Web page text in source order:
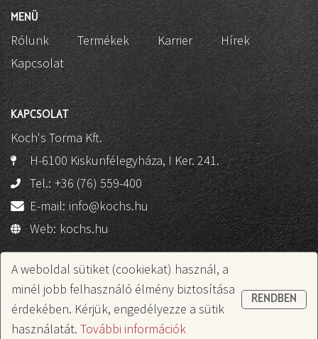
MENÜ
Rólunk Termékek Karrier
Hírek
Kapcsolat
KAPCSOLAT
Koch's Torma Kft.
H-6100 Kiskunfélegyháza, I Ker. 241.
Tel.: +36 (76) 559-400
E-mail: info@kochs.hu
Web: kochs.hu
© Copyright 2022 - Koch's Torma Kft.
Fejleszti:
A weboldal sütiket (cookiekat) használ, a
minél jobb felhasználó élmény biztosítása
érdekében. Kérjük, engedélyezze a sütik
használatát. További információk
RENDBEN